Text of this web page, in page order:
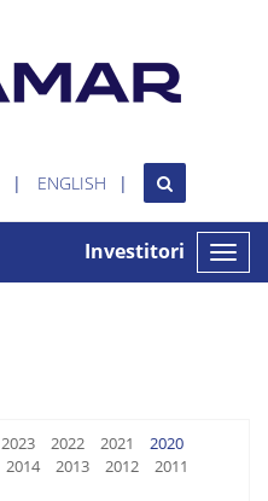
ENGLISH
Toggle
Investitori
2023 2022 2021
2020
2014 2013 2012
2011